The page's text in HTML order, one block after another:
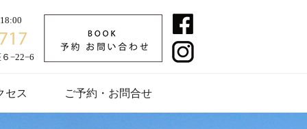
−22−6
セス ご予約・お問合せ